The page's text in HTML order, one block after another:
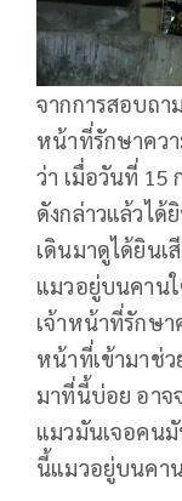
จากการสอบถา
หน้าที่รักษาควา
ว่า เมื่อวันที่ 15
ดังกล่าวแล้วได้
เดินมาดูได้ยินเ
แมวอยู่บนคาน
เจ้าหน้าที่รักษ
หน้าที่เข้ามาช่ว
มาที่นี้บ่อย อาจ
แมวมันเจอคน
นี้แมวอยู่บนคา